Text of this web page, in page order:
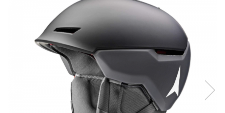
Bucatarie & Servire
Curatenie si intretinere
Decoratiuni
Gradinarit
Hobby-uri creative
Iluminat & Electrice
Kit-uri automatizari porti si usi